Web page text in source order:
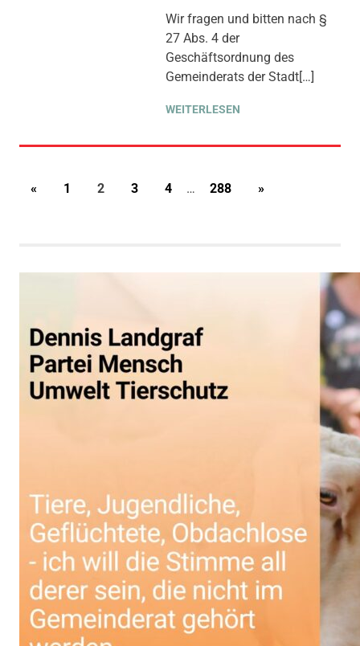
PROJEKT S 21 ,THEMEN
Wir fragen und bitten nach §
27 Abs. 4 der
Geschäftsordnung des
Gemeinderats der Stadt[…]
WEITERLESEN
Seitennummerierung
« VORHERIGE
1 2 3 4 … 288
NÄCHSTE
»